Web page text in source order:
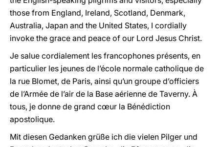
those from England, Ireland, Scotland, Denmark,
Australia, Japan and the United States, I cordially
invoke the grace and peace of our Lord Jesus Christ.
Je salue cordialement les francophones présents, en
particulier les jeunes de l’école normale catholique de
la rue Blomet, de Paris, ainsi qu’un groupe d’officiers
de l’Armée de l’air de la Base aérienne de Taverny. À
tous, je donne de grand cœur la Bénédiction
apostolique.
Mit diesen Gedanken grüße ich die vielen Pilger und